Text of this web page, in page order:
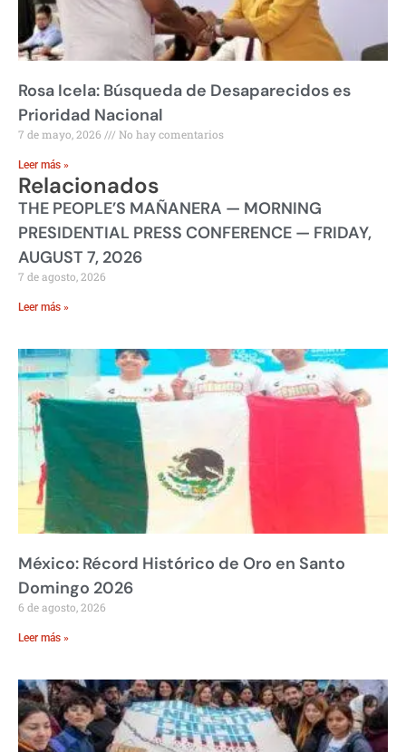
Rosa Icela: Búsqueda de Desaparecidos es
Prioridad Nacional
7 de mayo, 2026 No hay comentarios
Leer más »
Relacionados
THE PEOPLE’S MAÑANERA — MORNING
PRESIDENTIAL PRESS CONFERENCE — FRIDAY,
AUGUST 7, 2026
7 de agosto, 2026
Leer más »
México: Récord Histórico de Oro en Santo
Domingo 2026
6 de agosto, 2026
Leer más »